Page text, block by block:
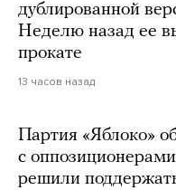
дублированной
Неделю назад ее
прокате
13 часов назад
Партия «Яблоко»
с
решили